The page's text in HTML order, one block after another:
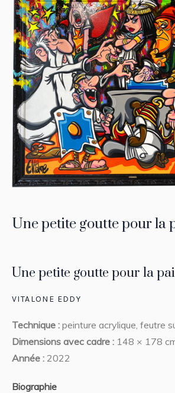
Une petite goutte pour la
Une petite goutte pour la
VITALONE EDDY
Technique : peinture acrylique, feutre
Dimensions avec cadre : 148 × 178
Année : 2022
Biographie